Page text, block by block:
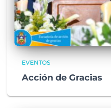
EVENTOS
Acción de Gracias